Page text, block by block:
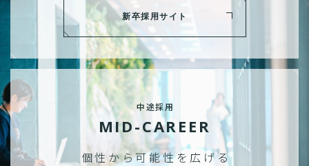
新卒採用サイト
中途採用
MID-CAREER
個性から可能性を広げる